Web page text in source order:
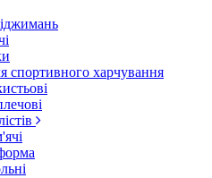
спортивного харчування